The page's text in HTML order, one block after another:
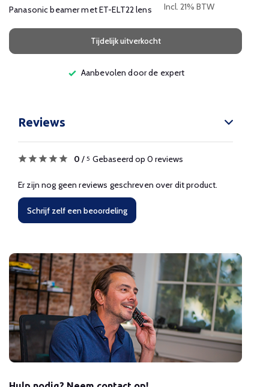
Panasonic beamer met ET-ELT22 lens Incl. 21% BTW
Tijdelijk uitverkocht
Aanbevolen door de expert
Reviews
0 / 5 Gebaseerd op 0 reviews
Er zijn nog geen reviews geschreven over dit product.
Schrijf zelf een beoordeling